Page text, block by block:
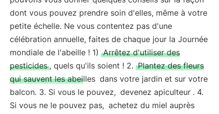
dont vous pouvez prendre soin d'elles, même à votre
petite échelle. Ne vous contentez pas d'une
célébration annuelle, faites de chaque jour la Journée
mondiale de l'abeille ! 1) Arrêtez d'utiliser des
pesticides , quels qu'ils soient ! 2. Plantez des fleurs
qui sauvent les abeilles dans votre jardin et sur votre
balcon. 3. Si vous le pouvez, devenez apiculteur . 4.
Si vous ne le pouvez pas, achetez du miel auprès